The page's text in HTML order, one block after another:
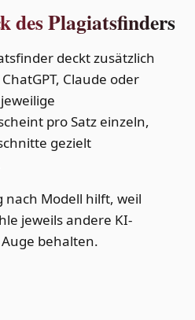
des Plagiatsfinders
deckt zusätzlich
Claude oder
pro Satz einzeln,
gezielt
nach Modell hilft, weil
jeweils andere KI-
behalten.